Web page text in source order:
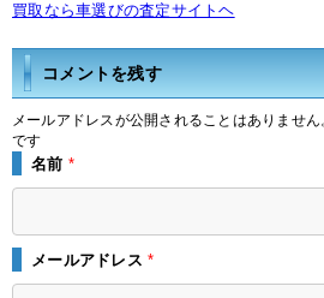
買取なら車選びの査定サイトヘ
コメントを残す
メールアドレスが公開されることはありません
です
名前 *
メールアドレス*